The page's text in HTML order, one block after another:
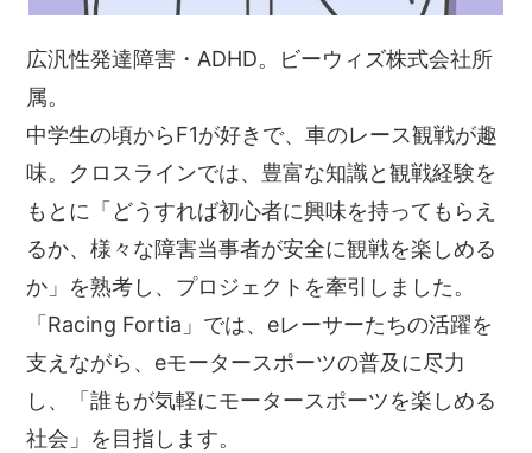
広汎性発達障害・ADHD。ビーウィズ株式会社所
属。
中学生の頃からF1が好きで、車のレース観戦が趣
味。クロスラインでは、豊富な知識と観戦経験を
もとに「どうすれば初心者に興味を持ってもらえ
るか、様々な障害当事者が安全に観戦を楽しめる
か」を熟考し、プロジェクトを牽引しました。
「Racing Fortia」では、eレーサーたちの活躍を
支えながら、eモータースポーツの普及に尽力
し、「誰もが気軽にモータースポーツを楽しめる
社会」を目指します。